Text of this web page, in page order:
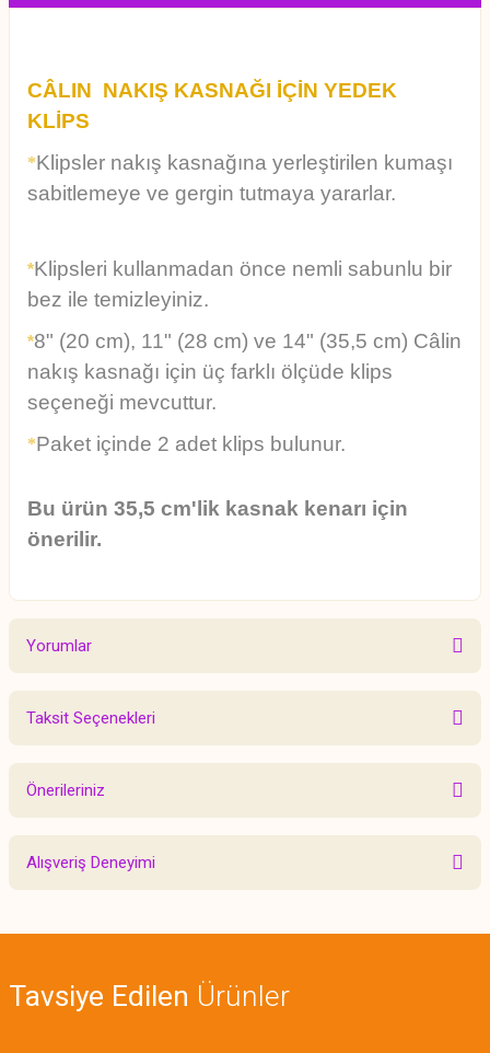
CÂLIN NAKIŞ KASNAĞI İÇİN YEDEK
KLİPS
*Klipsler nakış kasnağına yerleştirilen kumaşı
sabitlemeye ve gergin tutmaya yararlar.
*Klipsleri kullanmadan önce nemli sabunlu bir
bez ile temizleyiniz.
*8" (20 cm), 11" (28 cm) ve 14" (35,5 cm) Câlin
nakış kasnağı için üç farklı ölçüde klips
seçeneği mevcuttur.
*Paket içinde 2 adet klips bulunur.
Bu ürün 35,5 cm'lik kasnak kenarı için
önerilir.
Yorumlar
Taksit Seçenekleri
Önerileriniz
Bu ürünün fiyat bilgisi, resim, ürün açıklamalarında ve diğer konularda
yetersiz gördüğünüz noktaları öneri formunu kullanarak tarafımıza
Ürün açıklamasında eksik bilgiler bulunuyor.
Alışveriş Deneyimi
Tavsiye Edilen Ürünler